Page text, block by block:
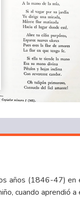
años (1846-47) en
cuando aprendió a